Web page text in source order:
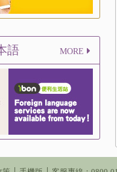
語 MORE